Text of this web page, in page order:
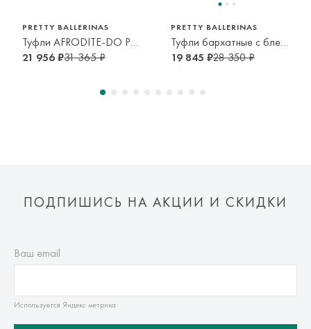
PRETTY BALLERINAS
Туфли AFRODITE-DO PERLA
21 956 ₽31 365 ₽
PRETTY BALLERINAS
Туфли бархатные с блестками
19 845 ₽28 350 ₽
ПОДПИШИСЬ НА АКЦИИ И СКИДКИ
Ваш email
Используется Яндекс метрика